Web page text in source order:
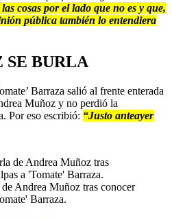
cosas por el lado que no es y que,
pública también lo entendiera
SE BURLA
Barraza salió al frente enterada
Muñoz y no perdió la
Por eso escribió: “Justo anteayer
Andrea Muñoz tras conocer
Barraza.